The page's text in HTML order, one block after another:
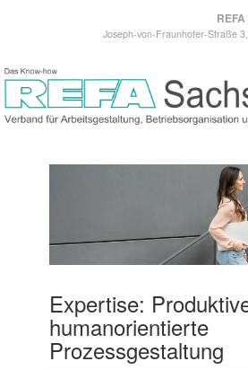
Joseph-von-Fraunhofer-Straße
Expertise:
humanorientierte
Prozessgestaltung